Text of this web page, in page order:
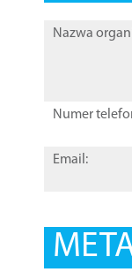
Nazwa
Numer
Email: